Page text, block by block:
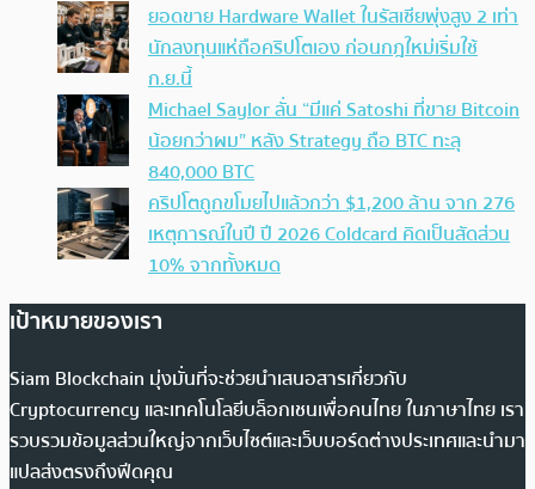
ยอดขาย Hardware Wallet ในรัสเซียพุ่งสูง 2 เท่า
นักลงทุนแห่ถือคริปโตเอง ก่อนกฎใหม่เริ่มใช้
ก.ย.นี้
Michael Saylor ลั่น “มีแค่ Satoshi ที่ขาย Bitcoin
น้อยกว่าผม” หลัง Strategy ถือ BTC ทะลุ
840,000 BTC
คริปโตถูกขโมยไปแล้วกว่า $1,200 ล้าน จาก 276
เหตุการณ์ในปี ปี 2026 Coldcard คิดเป็นสัดส่วน
10% จากทั้งหมด
เป้าหมายของเรา
Siam Blockchain มุ่งมั่นที่จะช่วยนำเสนอสารเกี่ยวกับ
Cryptocurrency และเทคโนโลยีบล็อกเชนเพื่อคนไทย ในภาษาไทย เรา
รวบรวมข้อมูลส่วนใหญ่จากเว็บไซต์และเว็บบอร์ดต่างประเทศและนำมา
แปลส่งตรงถึงฟีดคุณ